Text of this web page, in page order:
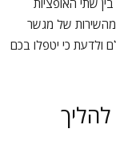
שתי האופציות
מהשירות של מגשר
ולדעת כי יטפלו בכם